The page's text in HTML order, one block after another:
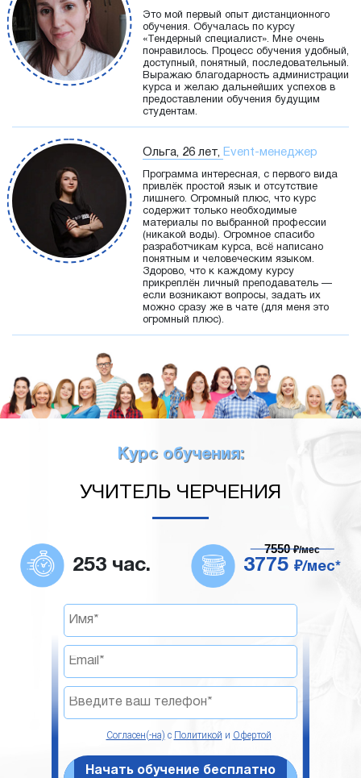
Это мой первый опыт дистанционного
обучения. Обучалась по курсу
«Тендерный специалист». Мне очень
понравилось. Процесс обучения удобный,
доступный, понятный, последовательный.
Выражаю благодарность администрации
курса и желаю дальнейших успехов в
предоставлении обучения будущим
студентам.
Ольга, 26 лет, Event-менеджер
Программа интересная, с первого вида
привлёк простой язык и отсутствие
лишнего. Огромный плюс, что курс
содержит только необходимые
материалы по выбранной профессии
(никакой воды). Огромное спасибо
разработчикам курса, всё написано
понятным и человеческим языком.
Здорово, что к каждому курсу
прикреплён личный преподаватель —
если возникают вопросы, задать их
можно сразу же в чате (для меня это
огромный плюс).
Курс обучения:
УЧИТЕЛЬ ЧЕРЧЕНИЯ
253 час. 3775 ₽/мес*
7550₽/мес
Согласен(-на) с Политикой и Офертой
Начать обучение бесплатно